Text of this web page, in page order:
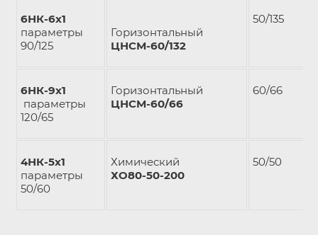
6НК-6х1
параметры
90/125
Горизонтальный
ЦНСМ-60/132
50/135
6НК-9х1
параметры
120/65
Горизонтальный
ЦНСМ-60/66
60/66
4НК-5х1
параметры
50/60
Химический
ХО80-50-200
50/50